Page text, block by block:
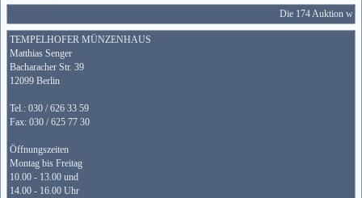
Die 174 Auktion
TEMPELHOFER MÜNZENHAUS
Matthias Senger
Bacharacher Str. 39
12099 Berlin
Tel.: 030 / 626 33 59
Fax: 030 / 625 77 30
Öffnungszeiten
Montag bis Freitag
10.00 - 13.00 und
14.00 - 16.00 Uhr